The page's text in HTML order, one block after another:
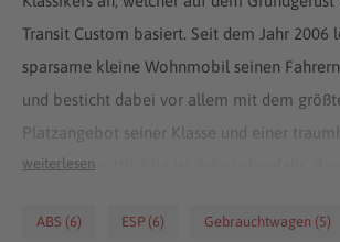
Transit Custom basiert. Seit dem Jahr 2006
sparsame kleine Wohnmobil seinen
und besticht dabei vor allem mit dem
Platzangebot seiner Klasse und einer
Ausstattung. Wichtig ist dabei ebenfalls,
von Westfalia begeistern, sondern
weiterlesen
ABS (6) ESP (6) Gebrauchtwagen (5)